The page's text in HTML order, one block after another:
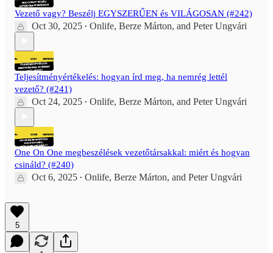
Vezető vagy? Beszélj EGYSZERŰEN és VILÁGOSAN (#242)
Oct 30, 2025 • Onlife, Berze Márton, and Peter Ungvári
Teljesítményértékelés: hogyan írd meg, ha nemrég lettél
vezető? (#241)
Oct 24, 2025 • Onlife, Berze Márton, and Peter Ungvári
One On One megbeszélések vezetőtársakkal: miért és hogyan
csináld? (#240)
Oct 6, 2025 • Onlife, Berze Márton, and Peter Ungvári
5